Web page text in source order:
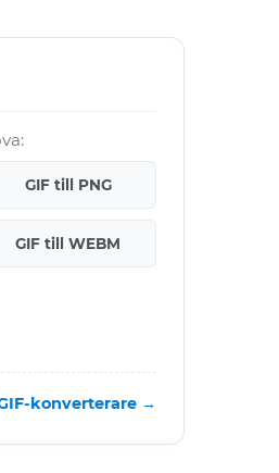
GIF till PNG
GIF till WEBM
konverterare →